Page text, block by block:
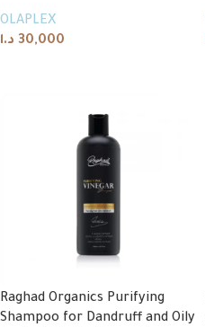
OLAPLEX
30,000 د.ا
Raghad Organics Purifying
Shampoo for Dandruff and Oily